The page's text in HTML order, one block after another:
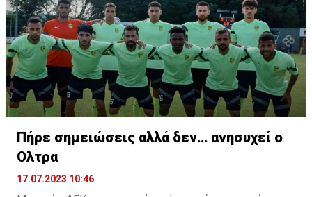
Πήρε σημειώσεις αλλά δεν… ανησυχεί ο
Όλτρα
17.07.2023 10:46